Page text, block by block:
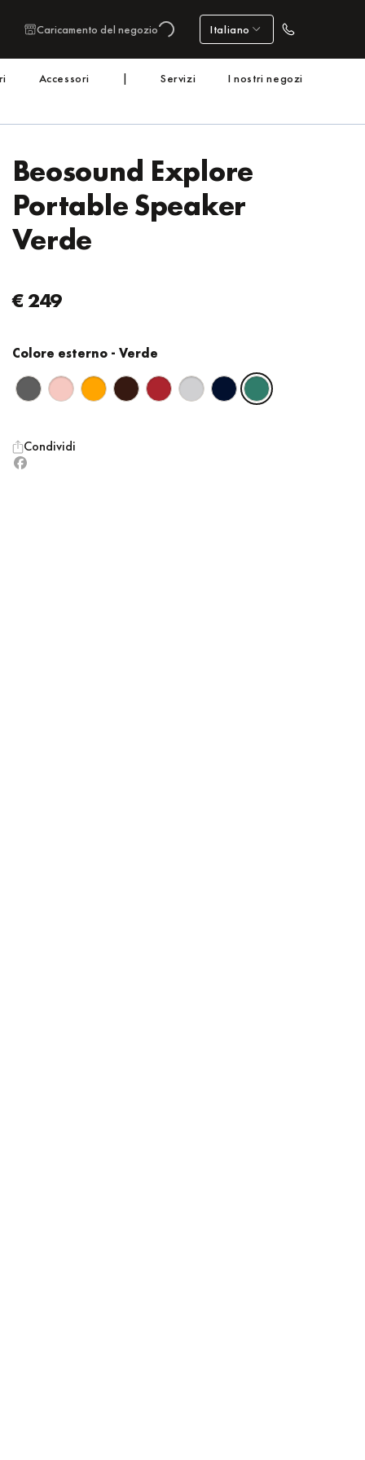
Caricamento del negozio Italiano
Accessori | Servizi I nostri negozi
Beosound Explore
Portable Speaker
Verde
€ 249
Colore esterno- Verde
Condividi